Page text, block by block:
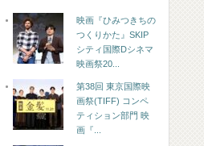
映画『ひみつきちの
つくりかた』SKIP
シティ国際Dシネマ
映画祭20...
第38回 東京国際映
画祭(TIFF) コンペ
ティション部門 映
画『...